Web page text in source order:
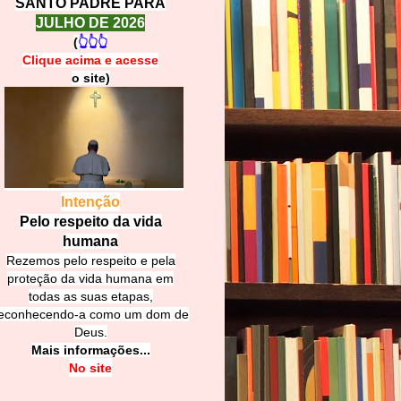
SANTO PADRE PARA
JULHO DE 2026
(👆👆👆
Clique acima e acesse
o site)
Intenção
Pelo respeito da vida
humana
Rezemos pelo respeito e pela
proteção da vida humana em
todas as suas etapas,
a como um dom de
Deus.
Mais informações...
No site